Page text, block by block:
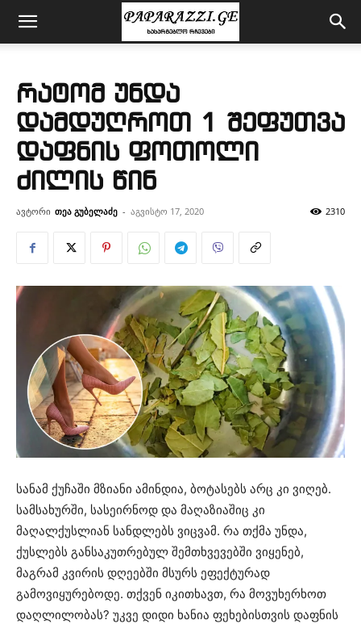
რატომ უნდა
დამდუღროთ 1 შეფუთვა
დაფნის ფოთოლი
ძილის წინ
ავტორი თეა გუბელაძე - აგვისტო 17, 2020 2310
სანამ ქუჩაში მზიანი ამინდია, ბოტასებს არც კი ვიღებ.
სამსახურში, სასეირნოდ და მაღაზიაშიც კი
მაღალქუსლიან სანდლებს ვიცვამ. რა თქმა უნდა,
ქუსლებს განსაკუთრებულ შემთხვევებში ვიყენებ,
მაგრამ კვირის დღეებში მსურს ეფექტურად
გამოვიყურებოდე. თქვენ იკითხავთ, რა მოვუხერხოთ
დაღლილობას? უკვე დიდი ხანია ფეხებისთვის დაფნის